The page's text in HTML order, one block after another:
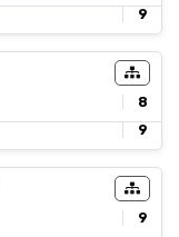
9
8
9
9